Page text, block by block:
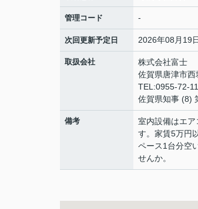
管理コード -
次回更新予定日 2026年08月19
取扱会社
株式会社富士
佐賀県唐津市西
TEL:0955-72-
佐賀県知事 (8)
備考
室内設備はエ
す。家賃5万円
ペース1台分空
せんか。